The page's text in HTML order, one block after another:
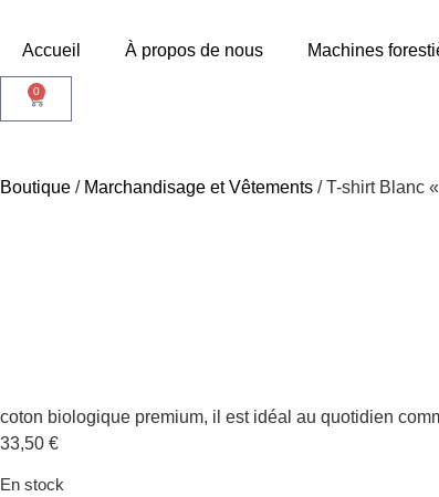
Accueil À propos de nous Machines
0
Boutique / Marchandisage et Vêtements / T-shirt Blanc
coton biologique premium, il est idéal au quotidien
33,50 €
En stock